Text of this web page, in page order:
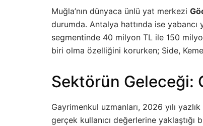
Muğla’nın dünyaca ünlü yat merkezi
durumda. Antalya hattında ise yabancı
segmentinde 40 milyon TL ile 150
biri olma özelliğini korurken; Side,
Sektörün Geleceği:
Gayrimenkul uzmanları, 2026 yılı
gerçek kullanıcı değerlerine